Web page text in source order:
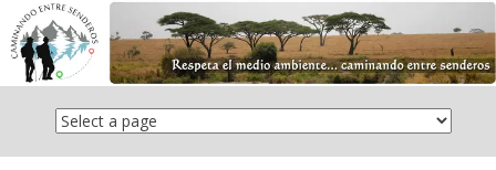
Saltar
contenido